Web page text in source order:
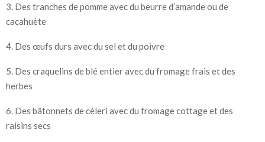
3. Des tranches de pomme avec du beurre d’amande ou de
cacahuète
4. Des œufs durs avec du sel et du poivre
5. Des craquelins de blé entier avec du fromage frais et des
herbes
6. Des bâtonnets de céleri avec du fromage cottage et des
raisins secs